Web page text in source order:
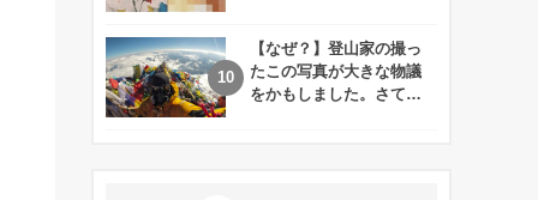
【なぜ？】登山家の撮っ
たこの写真が大きな物議
をかもしました。さて、